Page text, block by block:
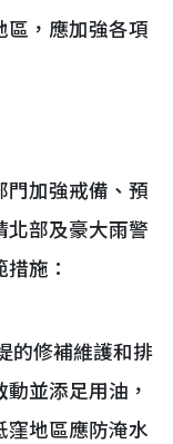
區，應加強各項
門加強戒備、預
北部及豪大雨警
施：
的修補維護和排
並添足用油，
窪地區應防淹水